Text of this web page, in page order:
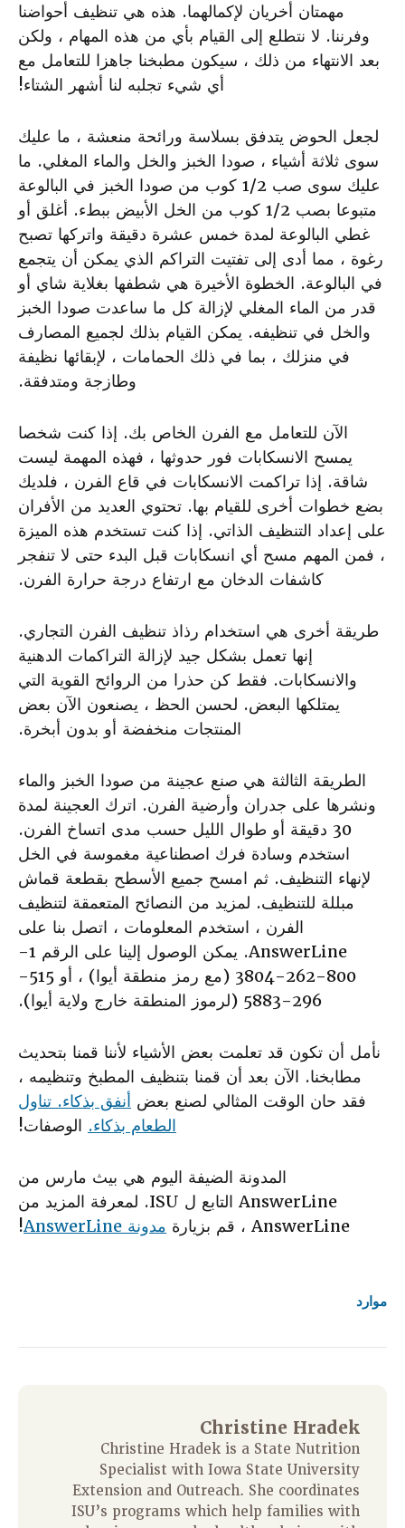
مهمتان أخريان لإكمالهما. هذه هي تنظيف أحواضنا
وفرننا. لا نتطلع إلى القيام بأي من هذه المهام ، ولكن
بعد الانتهاء من ذلك ، سيكون مطبخنا جاهزا للتعامل مع
أي شيء تجلبه لنا أشهر الشتاء!
لجعل الحوض يتدفق بسلاسة ورائحة منعشة ، ما عليك
سوى ثلاثة أشياء ، صودا الخبز والخل والماء المغلي. ما
عليك سوى صب 1/2 كوب من صودا الخبز في البالوعة
متبوعا بصب 1/2 كوب من الخل الأبيض ببطء. أغلق أو
غطي البالوعة لمدة خمس عشرة دقيقة واتركها تصبح
رغوة ، مما أدى إلى تفتيت التراكم الذي يمكن أن يتجمع
في البالوعة. الخطوة الأخيرة هي شطفها بغلاية شاي أو
قدر من الماء المغلي لإزالة كل ما ساعدت صودا الخبز
والخل في تنظيفه. يمكن القيام بذلك لجميع المصارف
في منزلك ، بما في ذلك الحمامات ، لإبقائها نظيفة
وطازجة ومتدفقة.
الآن للتعامل مع الفرن الخاص بك. إذا كنت شخصا
يمسح الانسكابات فور حدوثها ، فهذه المهمة ليست
شاقة. إذا تراكمت الانسكابات في قاع الفرن ، فلديك
بضع خطوات أخرى للقيام بها. تحتوي العديد من الأفران
على إعداد التنظيف الذاتي. إذا كنت تستخدم هذه الميزة
، فمن المهم مسح أي انسكابات قبل البدء حتى لا تنفجر
كاشفات الدخان مع ارتفاع درجة حرارة الفرن.
طريقة أخرى هي استخدام رذاذ تنظيف الفرن التجاري.
إنها تعمل بشكل جيد لإزالة التراكمات الدهنية
والانسكابات. فقط كن حذرا من الروائح القوية التي
يمتلكها البعض. لحسن الحظ ، يصنعون الآن بعض
المنتجات منخفضة أو بدون أبخرة.
الطريقة الثالثة هي صنع عجينة من صودا الخبز والماء
ونشرها على جدران وأرضية الفرن. اترك العجينة لمدة
30 دقيقة أو طوال الليل حسب مدى اتساخ الفرن.
استخدم وسادة فرك اصطناعية مغموسة في الخل
لإنهاء التنظيف. ثم امسح جميع الأسطح بقطعة قماش
مبللة للتنظيف. لمزيد من النصائح المتعمقة لتنظيف
الفرن ، استخدم المعلومات ، اتصل بنا على
AnswerLine. يمكن الوصول إلينا على الرقم 1-
800-262-3804 (مع رمز منطقة أيوا) ، أو 515-
296-5883 (لرموز المنطقة خارج ولاية أيوا).
نأمل أن تكون قد تعلمت بعض الأشياء لأننا قمنا بتحديث
مطابخنا. الآن بعد أن قمنا بتنظيف المطبخ وتنظيمه ،
فقد حان الوقت المثالي لصنع بعض أنفق بذكاء. تناول
الطعام بذكاء. الوصفات!
المدونة الضيفة اليوم هي بيث مارس من
AnswerLine التابع ل ISU. لمعرفة المزيد من
AnswerLine ، قم بزيارة
مدونة AnswerLine !
موارد
Christine Hradek
Christine Hradek is a State Nutrition
Specialist with Iowa State University
Extension and Outreach. She coordinates
ISU’s programs which help families with